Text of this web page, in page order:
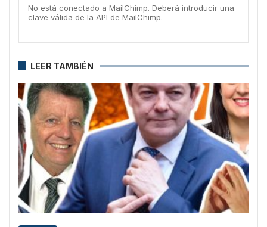
No está conectado a MailChimp. Deberá introducir una
clave válida de la API de MailChimp.
LEER TAMBIÉN